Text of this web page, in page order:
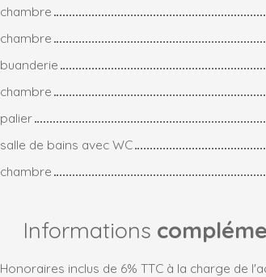
chambre
chambre
buanderie
chambre
palier
salle de bains avec WC
chambre
Informations
Honoraires inclus de 6% TTC à la charge de